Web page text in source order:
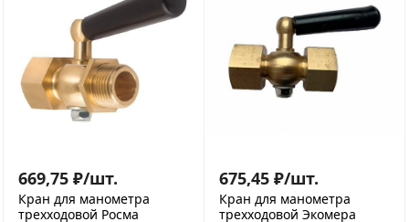
669,75 ₽/шт.
Кран для манометра
трехходовой Росма
675,45 ₽/шт.
Кран для манометра
трехходовой Экомера